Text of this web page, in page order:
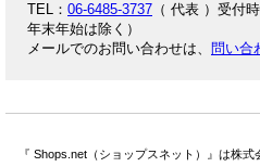
TEL： 06-6485-3737 （ 代表 ）受付
年末年始は除く）
メールでのお問い合わせは、 問い合
『 Shops.net（ショップスネット）』は株